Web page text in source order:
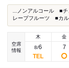
...ノンアルコール
レープフルーツ ■カ
空席
情報
木
8/6
金
7